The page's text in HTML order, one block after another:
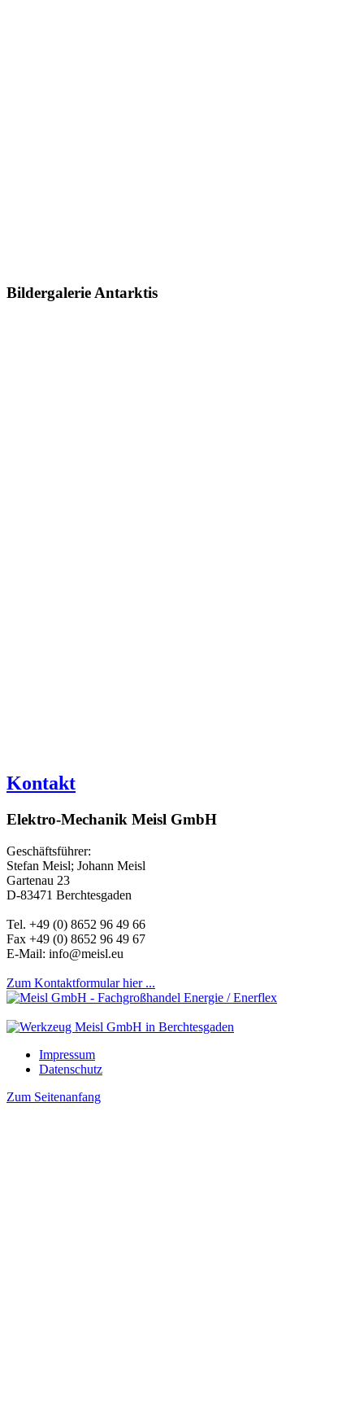
Bildergalerie Antarktis
Kontakt
Elektro-Mechanik Meisl GmbH
Geschäftsführer:
Stefan Meisl; Johann Meisl
Gartenau 23
D-83471 Berchtesgaden
Tel. +49 (0) 8652 96 49 66
Fax +49 (0) 8652 96 49 67
E-Mail: info@meisl.eu
Zum Kontaktformular hier ...
Impressum
Datenschutz
Zum Seitenanfang